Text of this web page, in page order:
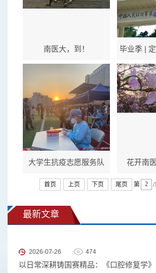
南医大，到！
大学生抗疫志愿服务队 花开南
首页 上页 下页 尾页 第 /
最新文章
2026-07-26 474
以日常深耕铸国赛精品：《口腔修复学》